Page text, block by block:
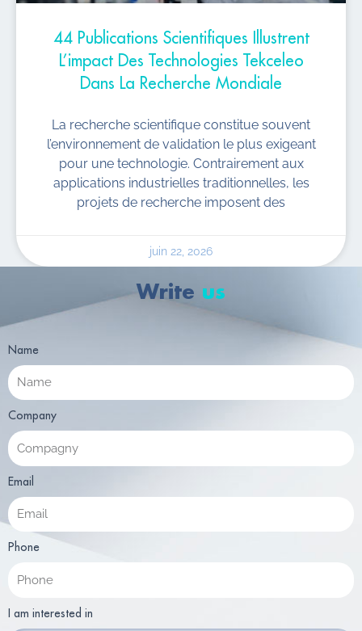
44 Publications Scientifiques Illustrent
L’impact Des Technologies Tekceleo
Dans La Recherche Mondiale
La recherche scientifique constitue souvent
l’environnement de validation le plus exigeant
pour une technologie. Contrairement aux
applications industrielles traditionnelles, les
projets de recherche imposent des
juin 22, 2026
Write us
Name
Company
Email
Phone
I am interested in